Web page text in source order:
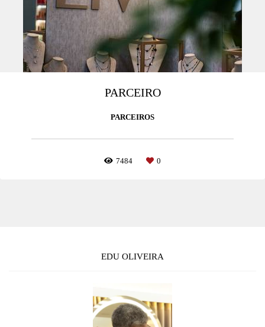
PARCEIRO
PARCEIROS
7484 0
EDU OLIVEIRA